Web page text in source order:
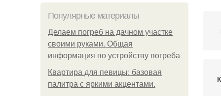
Популярные материалы
Делаем погреб на дачном участке
своими руками. Общая
информация по устройству погреба
Квартира для певицы: базовая
палитра с яркими акцентами.